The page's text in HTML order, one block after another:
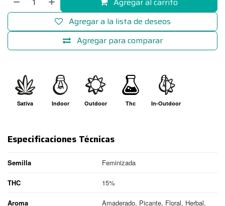
Agregar para comparar
Agregar a la lista de deseos
Sativa Indoor Outdoor Thc In-Outdoor
Especificaciones Técnicas
Semilla Feminizada
THC 15%
Aroma Amaderado, Picante, Floral, Herbal,